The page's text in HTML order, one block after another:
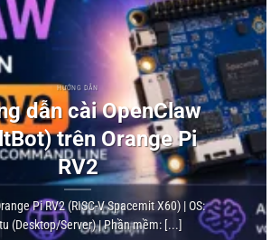
HƯỚNG DẪN
dẫn cài OpenClaw
trên Orange Pi
RV2
Pi RV2 (RISC-V Spacemit X60) | OS:
(Desktop/Server) | Phần mềm: [...]